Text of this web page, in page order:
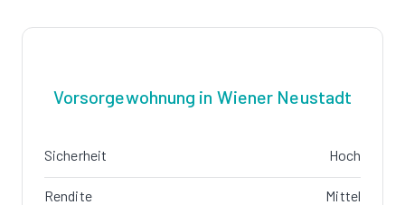
Vorsorgewohnung in Wiener Neustadt
Sicherheit Hoch
Rendite Mittel